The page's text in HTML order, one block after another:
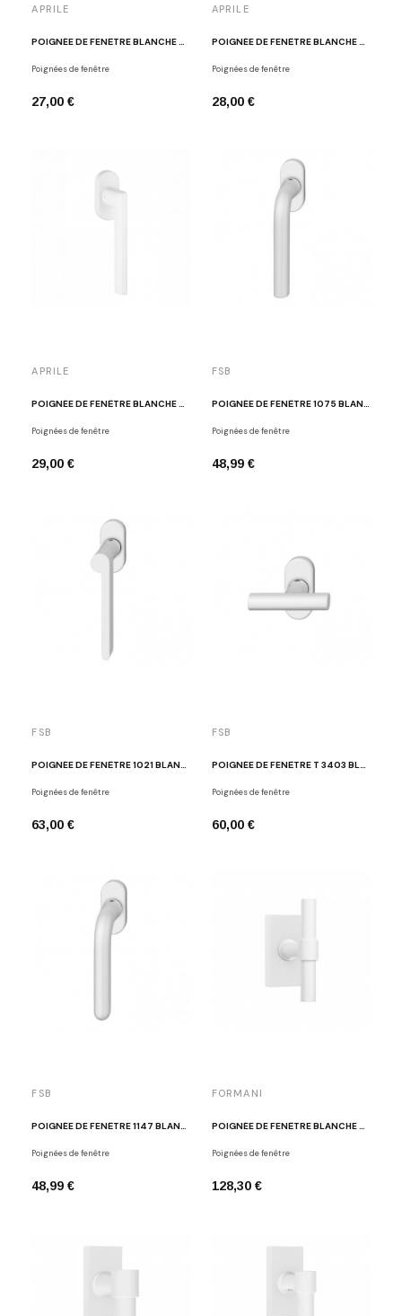
APRILE
POIGNÉE DE FENÊTRE BLANCHE APRILE IRGA
Poignées de fenêtre
27,00 €
APRILE
POIGNÉE DE FENÊTRE BLANCHE APRILE ARABIS
Poignées de fenêtre
28,00 €
APRILE
Poignées de fenêtre
29,00 €
FSB
Poignées de fenêtre
48,99 €
FSB
POIGNÉE DE FENÊTRE 1021 BLANC MAT
Poignées de fenêtre
63,00 €
FSB
POIGNÉE DE FENÊTRE T 3403 BLANC MAT
Poignées de fenêtre
60,00 €
FSB
POIGNÉE DE FENÊTRE 1147 BLANC MAT
Poignées de fenêtre
48,99 €
FORMANI
POIGNÉE DE FENÊTRE BLANCHE PBT15-DK BM
Poignées de fenêtre
128,30 €